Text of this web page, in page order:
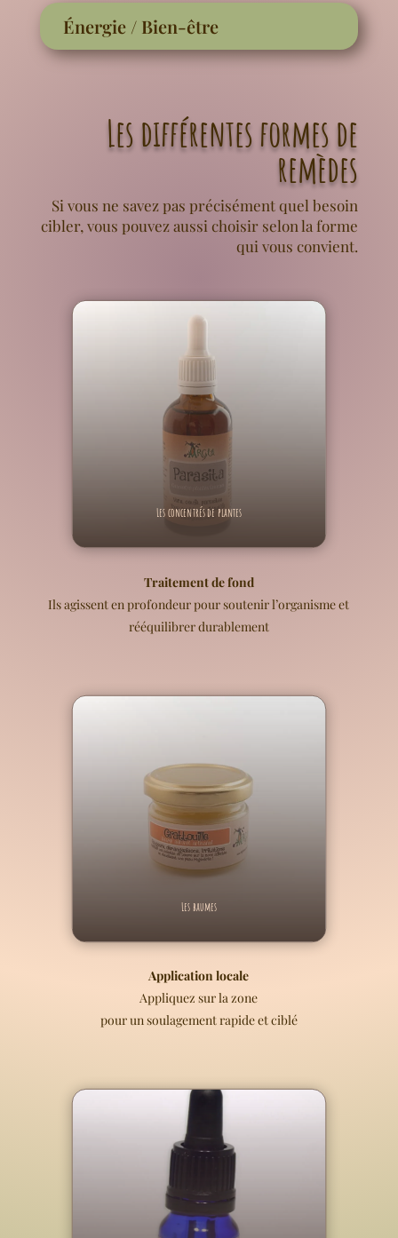
Énergie / Bien-être
Les différentes formes de
remèdes
Si vous ne savez pas précisément quel besoin
cibler, vous pouvez aussi choisir selon la forme
qui vous convient.
Les concentrés de plantes
Traitement de fond
Ils agissent en profondeur pour soutenir l’organisme et
rééquilibrer durablement
Les baumes
Application locale
Appliquez sur la zone
pour un soulagement rapide et ciblé